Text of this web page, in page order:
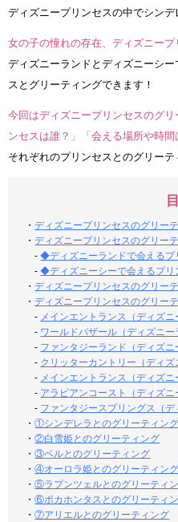
ディズニープリンセスの中でシンデ
女の子の憧れの存在、ディズニー
ディズニーランドとディズニーシ
スとグリーティングできます！
今回はディズニープリンセスのグ
ンセスは誰？」「会える場所や時
それぞれのプリンセスとのグリーテ
・ディズニープリンセスのグリー
・ディズニープリンセスのグリー
-◆ディズニーランドで会えるプ
-◆ディズニーシーで会えるプリ
・ディズニープリンセスのグリー
・ディズニープリンセスのグリー
- メインエントランス（ディズニ
- ワールドバザール（ディズニー
- ファンタジーランド（ディズニ
- クリッターカントリー（ディズ
- メインエントランス（ディズニ
- アラビアンコースト（ディズニ
- ファンタジースプリングス（デ
・①シンデレラとのグリーティング
・②白雪姫とのグリーティング
・③ベルとのグリーティング
・④オーロラ姫とのグリーティング
・⑤ラプンツェルとのグリーティ
・⑥ポカホンタスとのグリーティ
・⑦アリエルとのグリーティング